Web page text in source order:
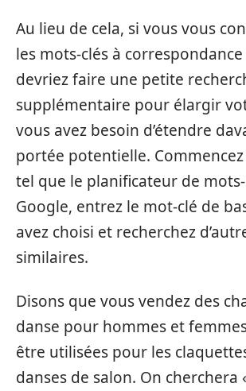
Au lieu de cela, si vous vous
les mots-clés à
devriez faire une petite
supplémentaire pour élargir
vous avez besoin d’étendre
portée potentielle.
tel que le planificateur de
Google, entrez le mot-clé de
avez choisi et recherchez
similaires.
Disons que vous vendez des
danse pour hommes et
être utilisées pour les
danses de salon. On cherchera